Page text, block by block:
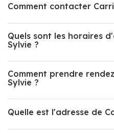
Quels sont les horaires
Sylvie ?
Comment prendre
Sylvie ?